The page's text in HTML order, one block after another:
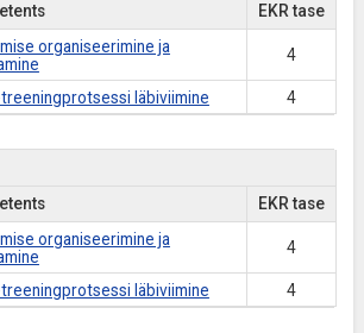
EKR tase
organiseerimine ja
4
läbiviimine 4
EKR tase
organiseerimine ja
4
läbiviimine 4